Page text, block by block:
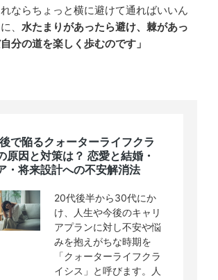
ならちょっと横に避けて通ればいいん
、 水たまりがあったら避け、棘があっ
分の道を楽しく歩むのです」